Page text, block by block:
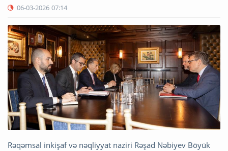
06-03-2026 07:14
Rəqəmsal inkişaf və nəqliyyat naziri Rəşad Nəbiyev Böyük